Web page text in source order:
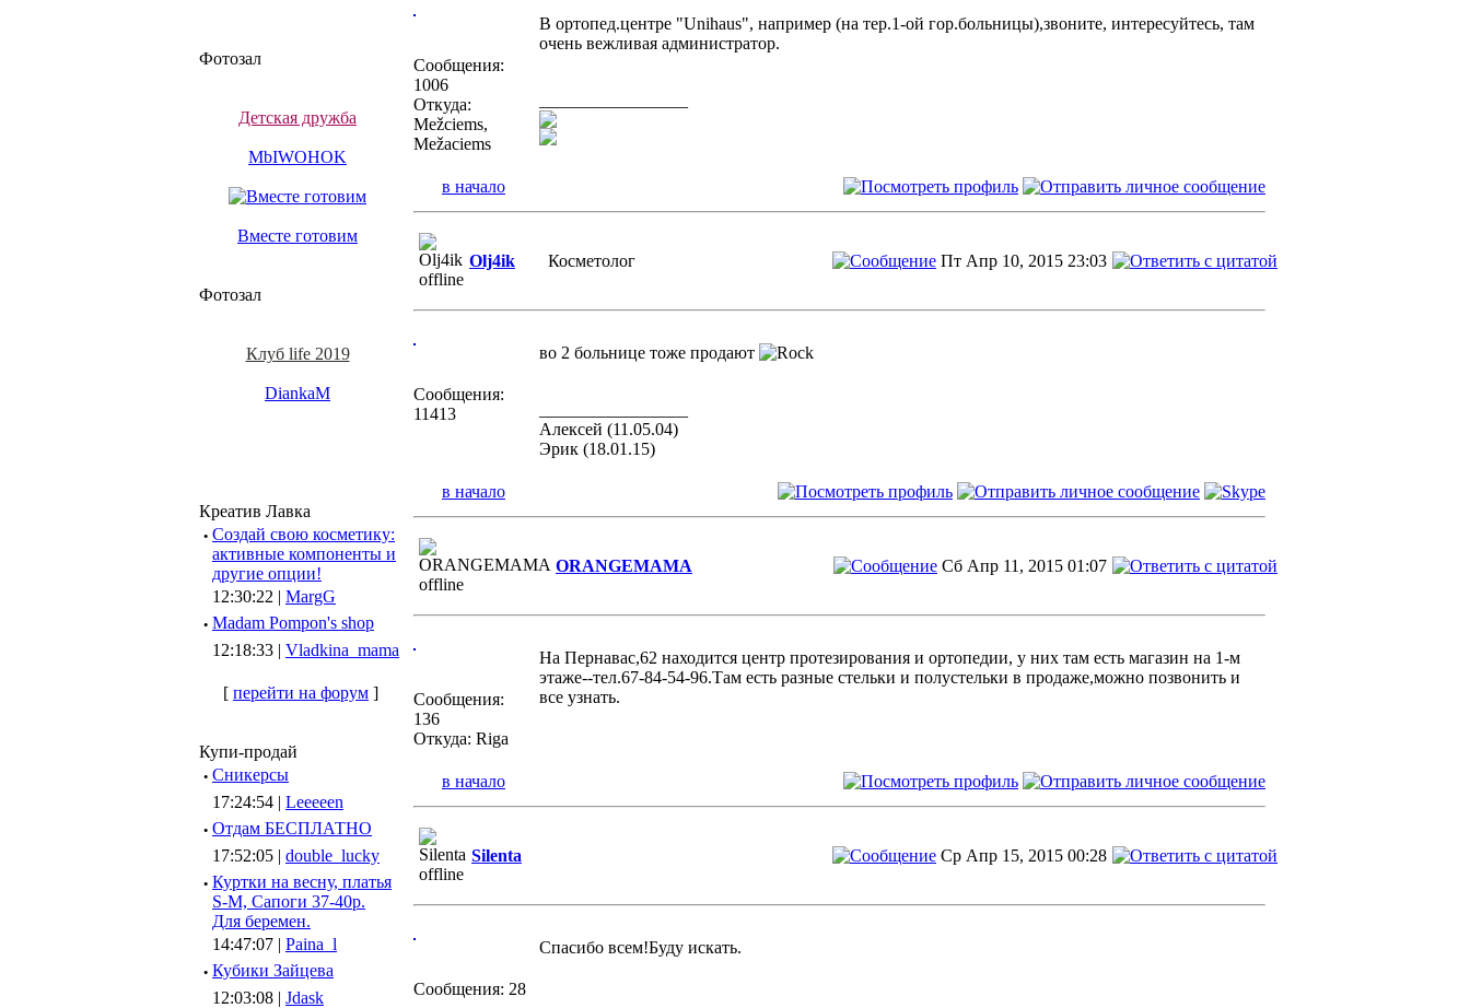
Фотозал
Детская дружба
MbIWOHOK
Вместе готовим
Фотозал
Клуб life 2019
DiankaM
Креатив Лавка
· Создай свою косметику:
активные компоненты и
другие опции!
12:30:22 | MargG
· Madam Pompon's shop
12:18:33 | Vladkina_mama
[ перейти на форум ]
Купи-продай
· Сникерсы
17:24:54 | Leeeeen
· Отдам БЕСПЛАТНО
17:52:05 | double_lucky
· Куртки на весну, платья
S-M, Сапоги 37-40р.
Для беремен.
14:47:07 | Paina_l
· Кубики Зайцева
12:03:08 | Jdask
Сообщения:
1006
Откуда:
Mežciems,
Mežaciems
В ортопед.центре "Unihaus", например (на тер.1-ой гор.больницы),звоните, интересуйтесь, там
очень вежливая администратор.
в начало
Olj4ik Косметолог Пт Апр 10, 2015 23:03
Сообщения:
11413
во 2 больнице тоже продают
Алексей (11.05.04)
Эрик (18.01.15)
в начало
ORANGEMAMA Сб Апр 11, 2015 01:07
Сообщения:
136
Откуда: Riga
На Пернавас,62 находится центр протезирования и ортопедии, у них там есть магазин на 1-м
этаже--тел.67-84-54-96.Там есть разные стельки и полустельки в продаже,можно позвонить и
все узнать.
в начало
Silenta Ср Апр 15, 2015 00:28
Сообщения: 28
Спасибо всем!Буду искать.